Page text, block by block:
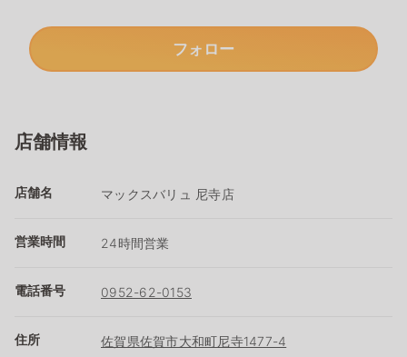
フォロー
店舗情報
店舗名 マックスバリュ 尼寺店
営業時間 24時間営業
電話番号 0952-62-0153
住所 佐賀県佐賀市大和町尼寺1477-4